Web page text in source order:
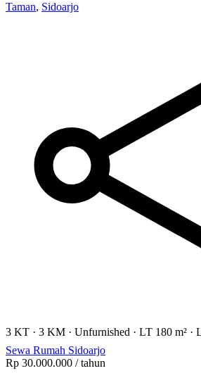
Taman, Sidoarjo
3 KT · 3 KM · Unfurnished · LT 180 m² ·
Sewa Rumah Sidoarjo
Rp 30.000.000 / tahun